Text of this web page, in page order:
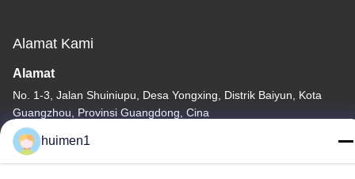
Alamat Kami
Alamat
No. 1-3, Jalan Shuiniupu, Desa Yongxing, Distrik Baiyun, Kota
Guangzhou, Provinsi Guangdong, Cina
Telp
86-18929562701
huimen1